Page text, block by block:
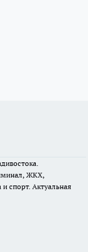
ЖКХ,
и спорт. Актуальная